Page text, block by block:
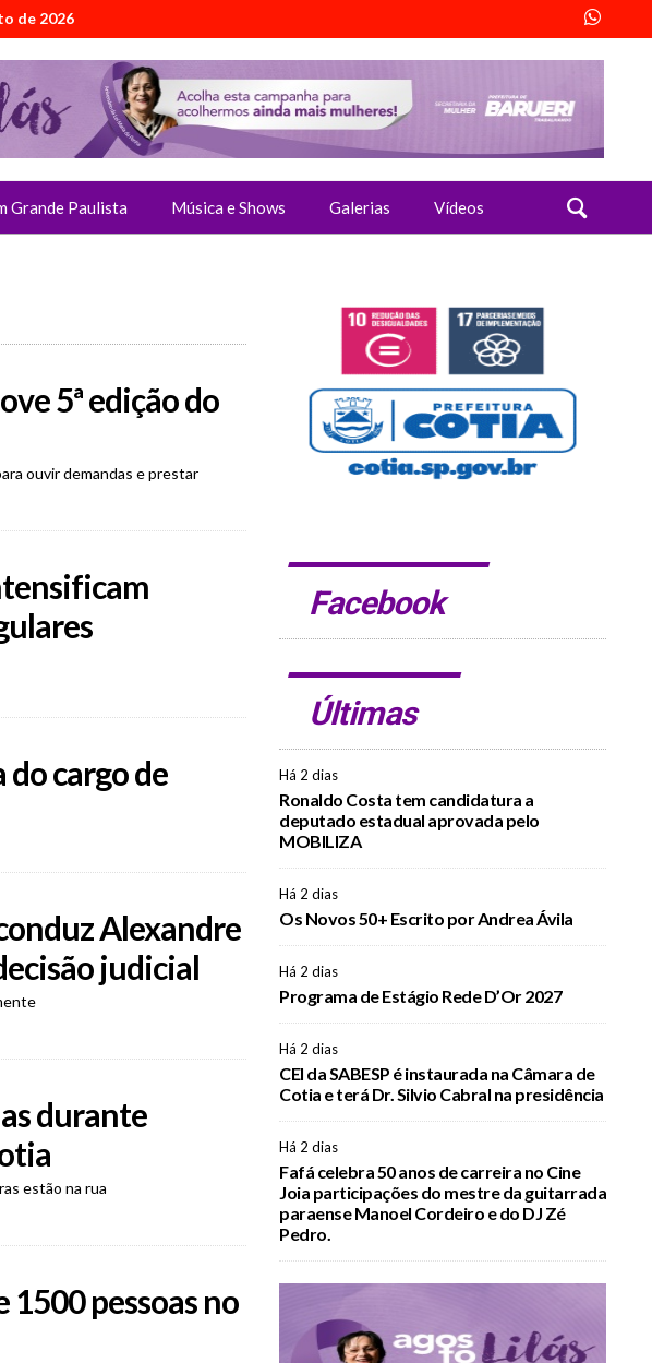
de 2026
Grande Paulista Música e Shows Galerias Vídeos
5ª edição do
ouvir demandas e prestar
cargo de
Alexandre
judicial
durante
estão na rua
1500 pessoas no
Facebook
Últimas
Há 2 dias
Ronaldo Costa tem candidatura a
deputado estadual aprovada pelo
MOBILIZA
Há 2 dias
Os Novos 50+ Escrito por Andrea Ávila
Há 2 dias
Programa de Estágio Rede D’Or 2027
Há 2 dias
CEI da SABESP é instaurada na Câmara de
Cotia e terá Dr. Silvio Cabral na presidência
Há 2 dias
Fafá celebra 50 anos de carreira no Cine
Joia participações do mestre da guitarrada
paraense Manoel Cordeiro e do DJ Zé
Pedro.